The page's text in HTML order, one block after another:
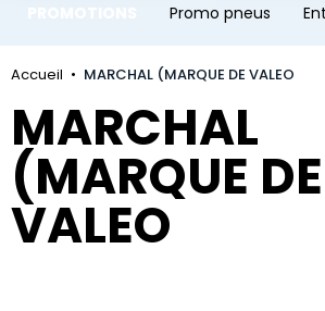
Promo pneus
Accueil MARCHAL (MARQUE DE VALEO
MARCHAL
(MARQUE DE
VALEO